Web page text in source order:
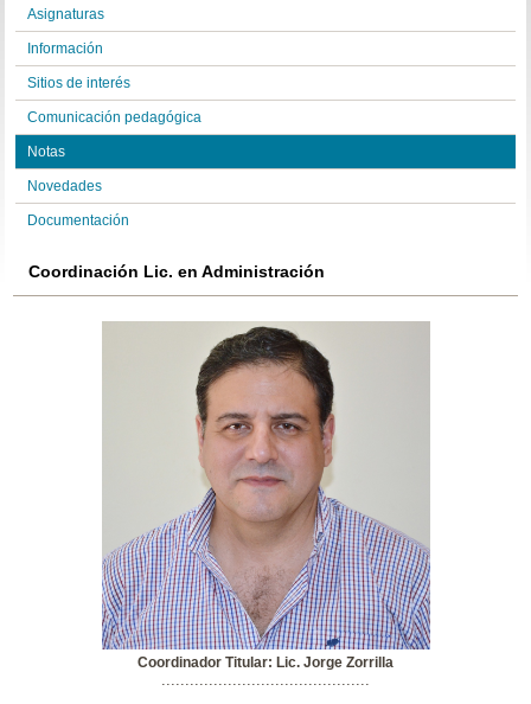
Asignaturas
Información
Sitios de interés
Comunicación pedagógica
Notas
Novedades
Documentación
Coordinación Lic. en Administración
Coordinador Titular: Lic. Jorge Zorrilla
............................................